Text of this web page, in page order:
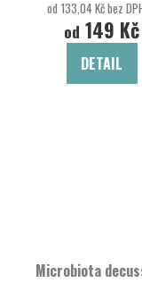
od 133,04 Kč bez
od 149 Kč
DETAIL
Microbiota